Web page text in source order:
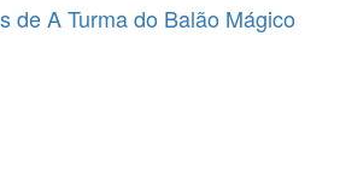
de A Turma do Balão Mágico